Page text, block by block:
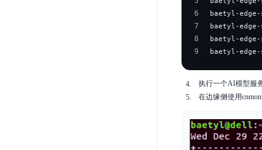
6 baetyl-
7 baetyl-
8 baetyl-
9 baetyl-
执行一个AI模型服
在边缘侧使用